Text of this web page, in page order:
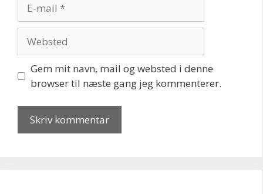
mail
Gem mit navn, mail og websted i denne
browser til næste gang jeg kommenterer.